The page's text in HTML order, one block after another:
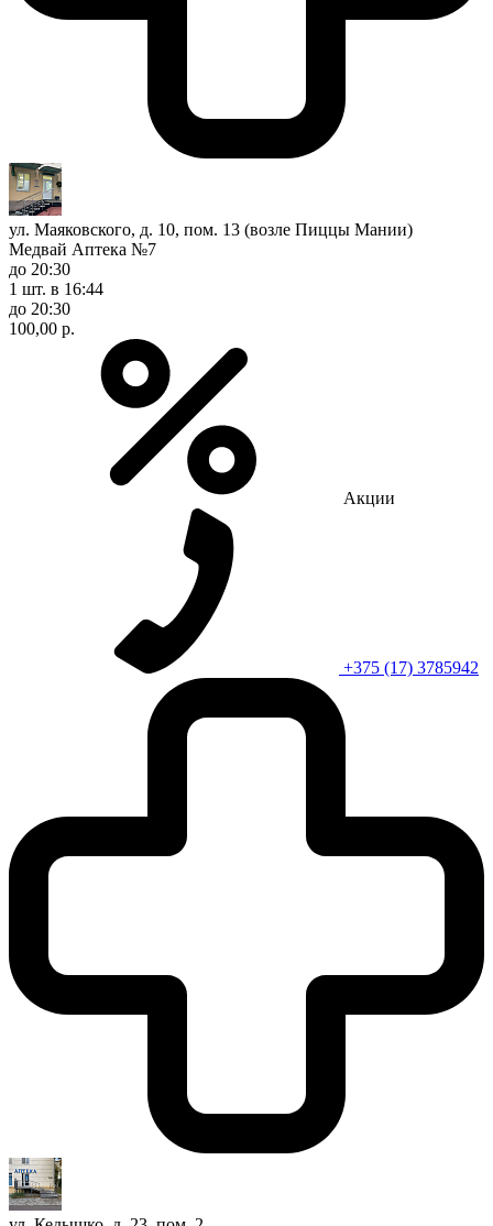
ул. Маяковского, д. 10, пом. 13 (возле Пиццы Мании)
Медвай Аптека №7
до 20:30
1 шт. в 16:44
до 20:30
100,00 р.
Акции
+375 (17) 3785942